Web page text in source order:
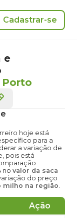
Cadastrar-se
e
Porto
hoje está
para a
a variação de
pois está
no valor da saca
do preço
milho na região.
Ação